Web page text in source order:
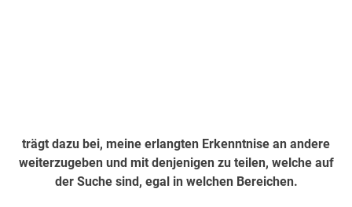
trägt dazu bei, meine erlangten Erkenntnise an andere
weiterzugeben und mit denjenigen zu teilen, welche auf
der Suche sind, egal in welchen Bereichen.